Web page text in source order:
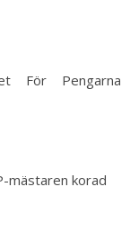
För Pengarna
mästaren korad